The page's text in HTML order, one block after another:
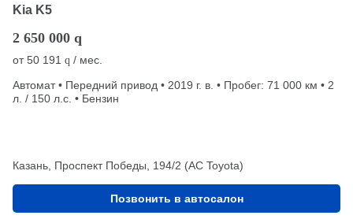
Kia K5
2 650 000 q
от50 191 q / мес.
Автомат • Передний привод • 2019 г. в. • Пробег: 71 000 км • 2
л. / 150 л.с. • Бензин
Казань, Проспект Победы, 194/2 (АС Toyota)
Позвонить в автосалон